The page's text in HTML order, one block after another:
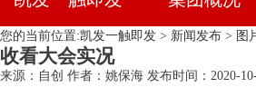
您的当前位置:凯发一触即发 > 新闻发布 > 图
收看大会实况
来源：自创 作者：姚保海 发布时间：2020-